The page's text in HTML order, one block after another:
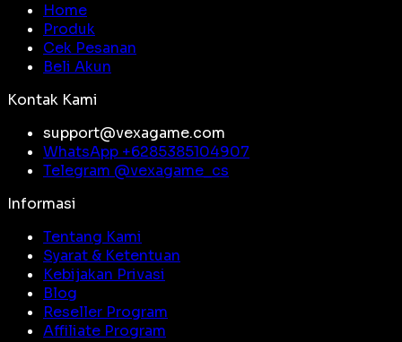
Home
Produk
Cek Pesanan
Beli Akun
Kontak Kami
support@vexagame.com
WhatsApp +6285385104907
Telegram @vexagame_cs
Informasi
Tentang Kami
Syarat & Ketentuan
Kebijakan Privasi
Blog
Reseller Program
Affiliate Program